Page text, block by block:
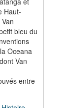
Haut-
bleu du
Oceana
Van
entre